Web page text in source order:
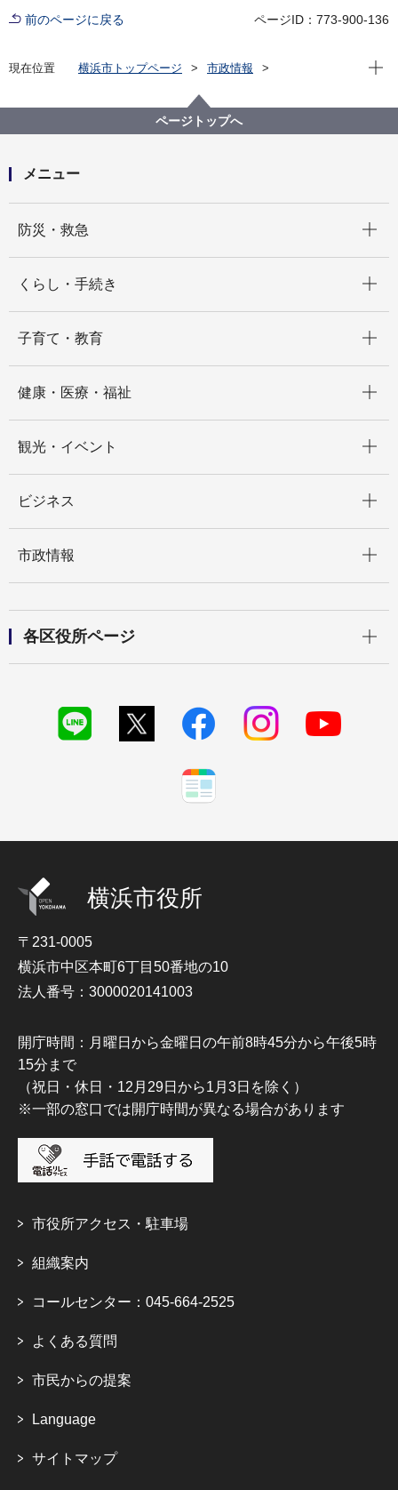
前のページに戻る ページID：773-900-136
現在位置 横浜市トップページ
市政情報
会計年度任用職員採用募集
【健康福祉局】会計年度任⽤職員（⽇額職︓ひきこも
り相談専用ダイヤル及び若者相談ダイヤル関連業務）
現在
ページトップへ
メニュー
防災・救急
くらし・手続き
子育て・教育
健康・医療・福祉
観光・イベント
ビジネス
市政情報
各区役所ページ
横浜市役所
〒231-0005
横浜市中区本町6丁目50番地の10
法人番号：3000020141003
開庁時間：月曜日から金曜日の午前8時45分から午後5時
15分まで
（祝日・休日・12月29日から1月3日を除く）
※一部の窓口では開庁時間が異なる場合があります
市役所アクセス・駐車場
組織案内
コールセンター：045-664-2525
よくある質問
市民からの提案
Language
サイトマップ